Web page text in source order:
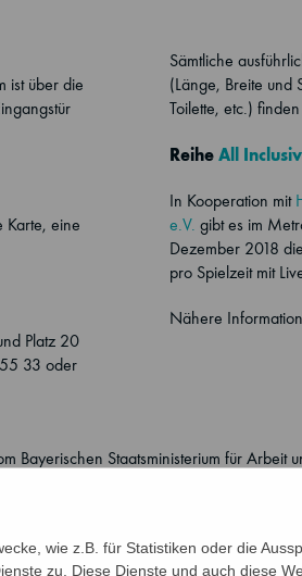
ist über die
Karte, eine
Platz 20
33 oder
Sämtliche
(Länge, Breite und
Toilette, etc.)
ReiheAll
In Kooperation mit
e.V. gibt es im
Dezember 2018
pro Spielzeit mit
Nähere
Staatsministerium für Arbeit
wie z.B. für Statistiken oder die
zu. Diese Dienste und auch diese